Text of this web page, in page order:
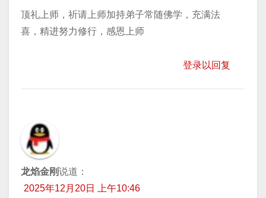
顶礼上师，祈请上师加持弟子常随佛学，充满法
喜，精进努力修行，感恩上师
登录以回复
龙焰金刚说道：
2025年12月20日 上午10:46